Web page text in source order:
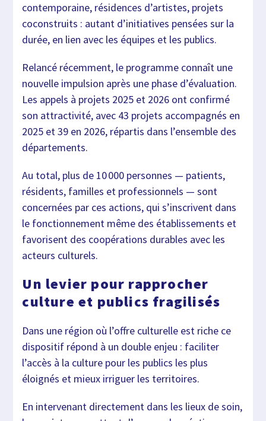
contemporaine, résidences d’artistes, projets
coconstruits : autant d’initiatives pensées sur la
durée, en lien avec les équipes et les publics.
Relancé récemment, le programme connaît une
nouvelle impulsion après une phase d’évaluation.
Les appels à projets 2025 et 2026 ont confirmé
son attractivité, avec 43 projets accompagnés en
2025 et 39 en 2026, répartis dans l’ensemble des
départements.
Au total, plus de 10 000 personnes — patients,
résidents, familles et professionnels — sont
concernées par ces actions, qui s’inscrivent dans
le fonctionnement même des établissements et
favorisent des coopérations durables avec les
acteurs culturels.
Un levier pour rapprocher
culture et publics fragilisés
Dans une région où l’offre culturelle est riche ce
dispositif répond à un double enjeu : faciliter
l’accès à la culture pour les publics les plus
éloignés et mieux irriguer les territoires.
En intervenant directement dans les lieux de soin,